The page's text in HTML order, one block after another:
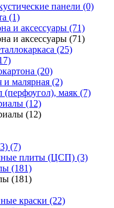
панели (0)
(1)
и аксессуары (71)
и аксессуары (71)
(25)
(20)
и малярная (2)
маяк (7)
(12)
(12)
(7)
плиты (ЦСП) (3)
(181)
(181)
краски (22)